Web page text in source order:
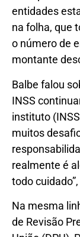
entidades
na folha, que
o número de
montante
Balbe falou
INSS
instituto
muitos
realmente é
todo
Na mesma
de Revisão